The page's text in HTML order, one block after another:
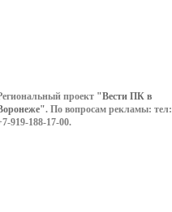
проект "Вести ПК в
. По вопросам рекламы: тел:
919-188-17-00.